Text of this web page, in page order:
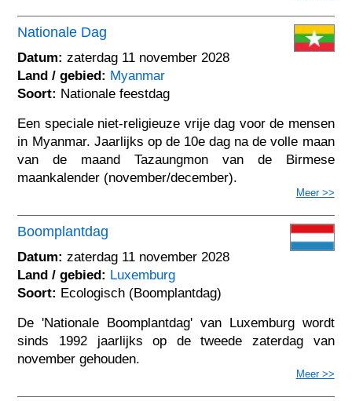
Nationale Dag
Datum: zaterdag 11 november 2028
Land / gebied: Myanmar
Soort: Nationale feestdag
Een speciale niet-religieuze vrije dag voor de mensen
in Myanmar. Jaarlijks op de 10e dag na de volle maan
van de maand Tazaungmon van de Birmese
maankalender (november/december).
Meer >>
Boomplantdag
Datum: zaterdag 11 november 2028
Land / gebied: Luxemburg
Soort: Ecologisch (Boomplantdag)
De 'Nationale Boomplantdag' van Luxemburg wordt
sinds 1992 jaarlijks op de tweede zaterdag van
november gehouden.
Meer >>